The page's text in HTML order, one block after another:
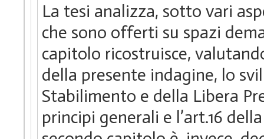
La tesi analizza, sotto vari
che sono offerti su spazi
capitolo ricostruisce,
della presente indagine, lo
Stabilimento e della Libera
principi generali e l’art.16